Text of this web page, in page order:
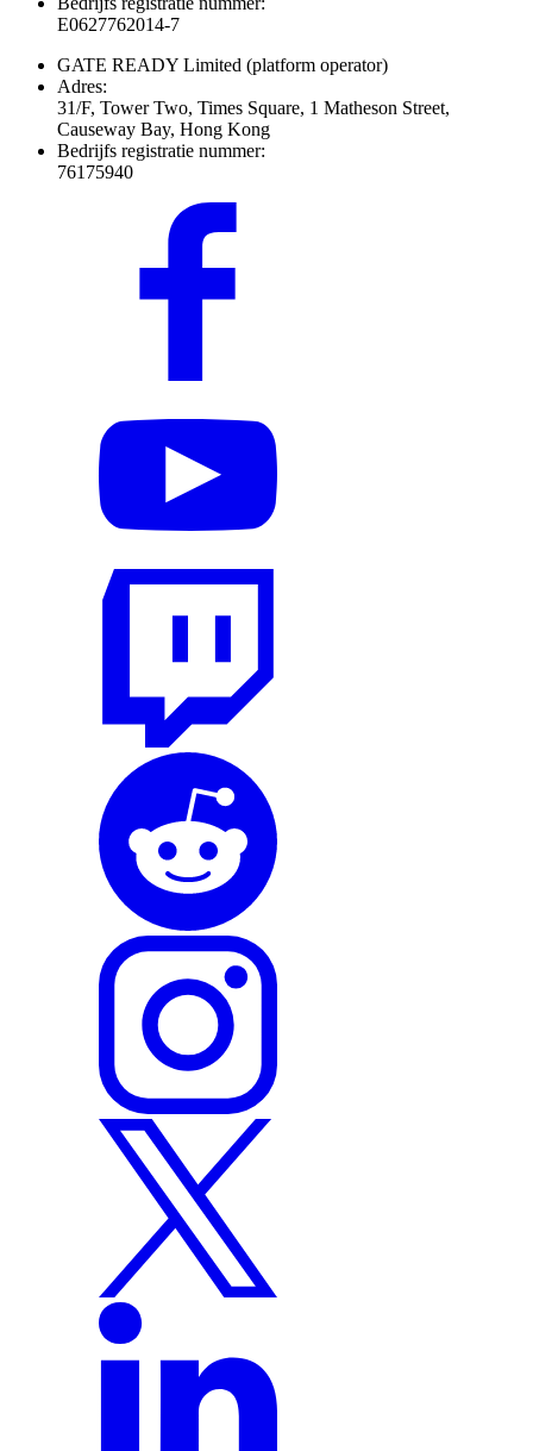
E0627762014-7
GATE READY Limited (platform operator)
Adres:
31/F, Tower Two, Times Square, 1 Matheson Street,
Causeway Bay, Hong Kong
Bedrijfs registratie nummer:
76175940